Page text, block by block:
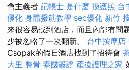
會主義者 記帳士 是什麼 換護照 台
優化 身體撥筋教學 seo優化 新竹
來很容易找到酒店，而且內部有問
少被忽略了一次翻新。 台中按摩店
Csopak的假日酒店找到了招待會
大里 整骨 泰國簽證 產後護理之家